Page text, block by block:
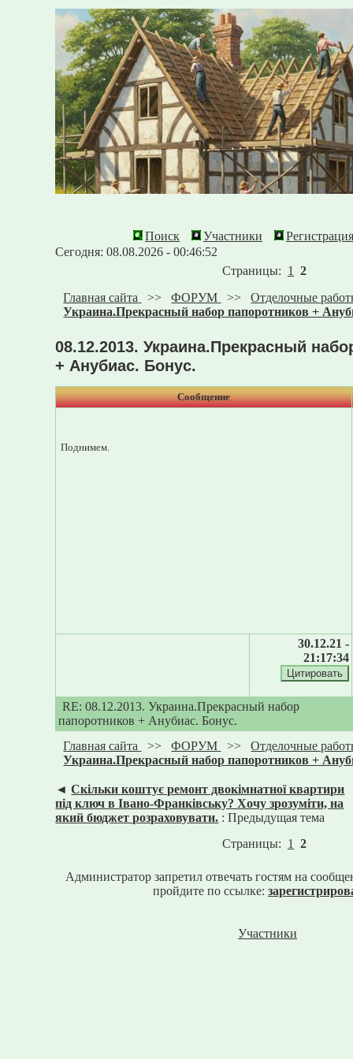
Поиск Участники
Регистрация
Сегодня: 08.08.2026 - 00:46:52
Страницы: 1
2
Главная сайта
>>ФОРУМ >>Отделочные
Украина.Прекрасный набор папоротников +
08.12.2013. Украина.Прекрасный
+ Анубиас. Бонус.
Сообщение
Поднимем.
30.12.21 -
21:17:34
RE: 08.12.2013. Украина.Прекрасный набор
папоротников + Анубиас. Бонус.
Главная сайта
>>ФОРУМ >>Отделочные
Украина.Прекрасный набор папоротников +
◄Скільки коштує ремонт двокімнатної квартири
під ключ в Івано-Франківську? Хочу зрозуміти, на
який бюджет розраховувати. : Предыдущая тема
Страницы: 1 2
Администратор запретил отвечать гостям на
пройдите по ссылке:
Участники